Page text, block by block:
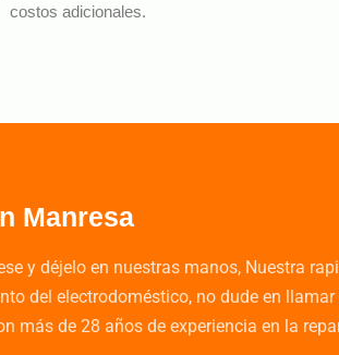
costos adicionales.
Manresa
y déjelo en nuestras manos, Nuestra
del electrodoméstico, no dude en
más de 28 años de experiencia en la